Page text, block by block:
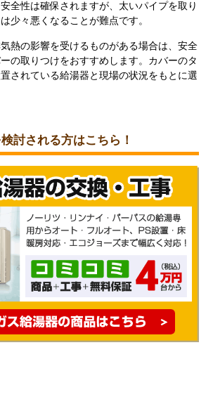
全性は確保されますが、太いパイプを取り
少々悪くなることが難点です。
熱の影響を受けるものがある場合は、安全
の取りつけをおすすめします。カバーのタ
されている給湯器と現場の状況をもとに選
検討される方はこちら！